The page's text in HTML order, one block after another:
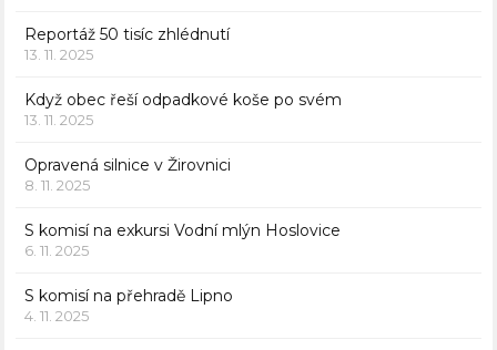
Reportáž 50 tisíc zhlédnutí
13. 11. 2025
Když obec řeší odpadkové koše po svém
13. 11. 2025
Opravená silnice v Žirovnici
8. 11. 2025
S komisí na exkursi Vodní mlýn Hoslovice
6. 11. 2025
S komisí na přehradě Lipno
4. 11. 2025